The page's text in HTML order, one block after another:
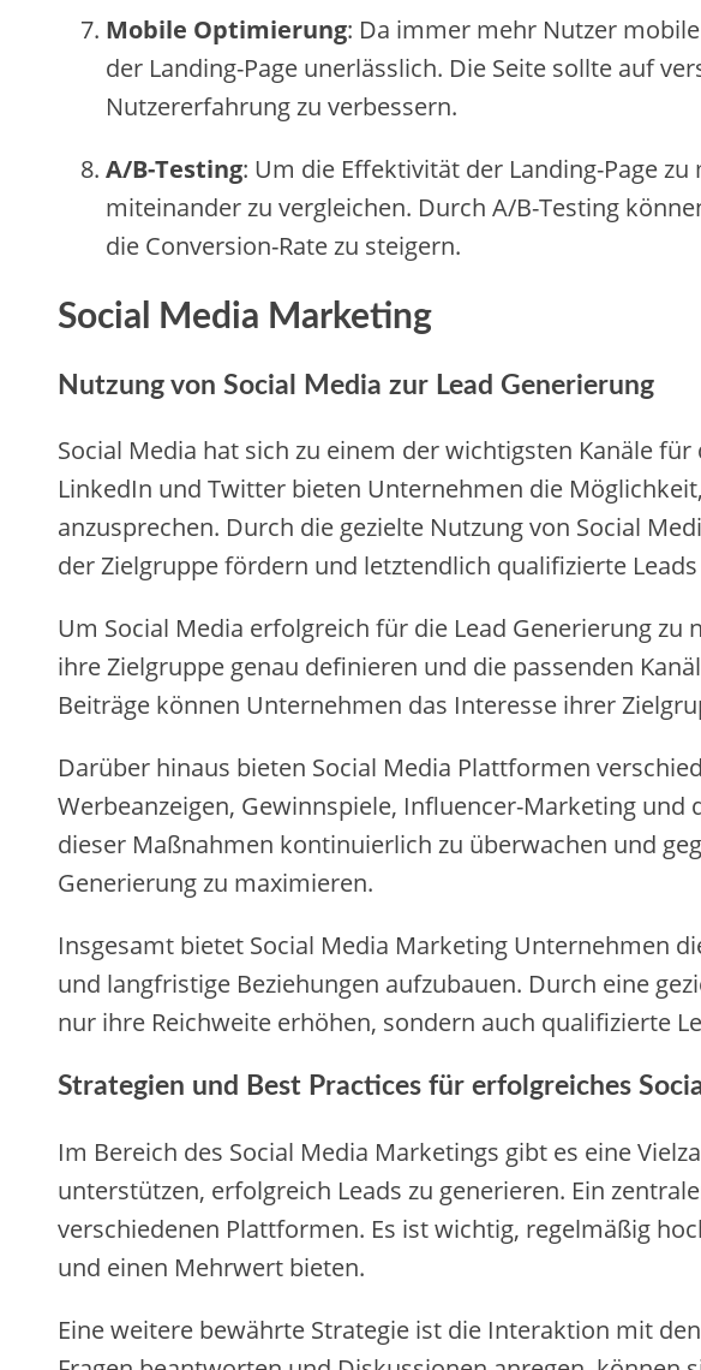
Mobile Optimierung: Da immer mehr Nutzer
der Landing-Page unerlässlich. Die Seite sollte auf
Nutzererfahrung zu verbessern.
A/B-Testing: Um die Effektivität der Landing-Page
miteinander zu vergleichen. Durch A/B-Testing
die Conversion-Rate zu steigern.
Social Media Marketing
Nutzung von Social Media zur Lead Generierung
Social Media hat sich zu einem der wichtigsten Kanäle
LinkedIn und Twitter bieten Unternehmen die
anzusprechen. Durch die gezielte Nutzung von Social
der Zielgruppe fördern und letztendlich qualifizierte
Um Social Media erfolgreich für die Lead Generierung
ihre Zielgruppe genau definieren und die passenden
Beiträge können Unternehmen das Interesse ihrer
Darüber hinaus bieten Social Media Plattformen
Werbeanzeigen, Gewinnspiele, Influencer-Marketing
dieser Maßnahmen kontinuierlich zu überwachen und
Generierung zu maximieren.
Insgesamt bietet Social Media Marketing Unternehmen
und langfristige Beziehungen aufzubauen. Durch eine
nur ihre Reichweite erhöhen, sondern auch qualifizierte
Strategien und Best Practices für erfolgreiches
Im Bereich des Social Media Marketings gibt es eine
unterstützen, erfolgreich Leads zu generieren. Ein
verschiedenen Plattformen. Es ist wichtig, regelmäßig
und einen Mehrwert bieten.
Eine weitere bewährte Strategie ist die Interaktion mit